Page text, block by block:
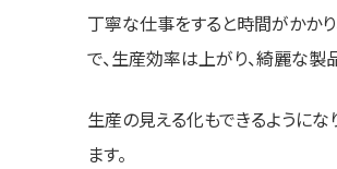
丁寧な仕事をすると時間がかか
で、生産効率は上がり、綺麗な製
生産の見える化もできるように
ます。